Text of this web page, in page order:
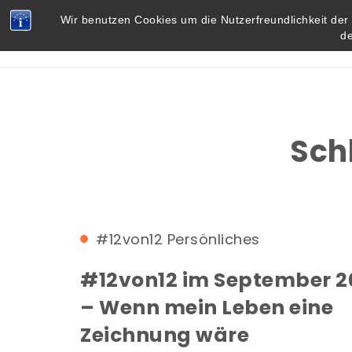
Wir benutzen Cookies um die Nutzerfreundlichkeit
Skip to content Vielbegabt.de
#12von12 Persönliches
#12von12 im September
– Wenn mein Leben eine
Zeichnung wäre